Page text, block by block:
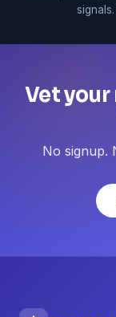
Vet
No signup.